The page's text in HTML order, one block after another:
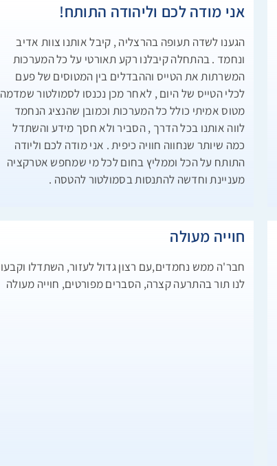
אני מודה לכם וליהודה התותח!
הגענו לשדה תעופה בהרצליה , קיבל אותנו צוות אדיב
ונחמד . בהתחלה קיבלנו רקע תאורטי על כל המערכות
המשרתות את הטייס וההבדלים בין המטוסים של פעם
לכלי הטייס של היום , לאחר מכן נכנסו לסמולטור שמדמה
מטוס אמיתי כולל כל המערכות וכמובן שהנציג הנחמד
לווה אותנו בכל הדרך , הסביר ולא חסך מידע והשתדל
כמה שיותר שנחווה חוויה כיפית . אני מודה לכם וליודה
התותח על הכל וממליץ בחום לכל מי שמחפש אטרקציה
מעניינת וחדשה להתנסות בסמולטור להטסה .
חוייה מעולה
חבר'ה ממש נחמדים,עם רצון גדול לעזור, השתדלו וקבעו
לנו תור בהתרעה קצרה, הסברים מפורטים, חוייה מעולה